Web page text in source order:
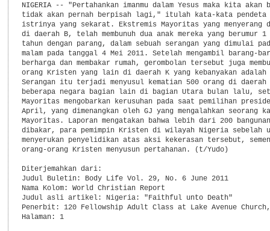
NIGERIA -- "Pertahankan imanmu dalam Yesus maka kita akan
tidak akan pernah berpisah lagi," itulah kata-kata pendeta
istrinya yang sekarat. Ekstremis Mayoritas yang menyerang
di daerah B, telah membunuh dua anak mereka yang berumur 1
tahun dengan parang, dalam sebuah serangan yang dimulai
malam pada tanggal 4 Mei 2011. Setelah mengambil barang-
berharga dan membakar rumah, gerombolan tersebut juga
orang Kristen yang lain di daerah K yang kebanyakan adalah
Serangan itu terjadi menyusul kematian 500 orang di daerah
beberapa negara bagian lain di bagian Utara bulan lalu,
Mayoritas mengobarkan kerusuhan pada saat pemilihan
April, yang dimenangkan oleh GJ yang mengalahkan seorang
Mayoritas. Laporan mengatakan bahwa lebih dari 200
dibakar, para pemimpin Kristen di wilayah Nigeria sebelah
menyerukan penyelidikan atas aksi kekerasan tersebut,
orang-orang Kristen menyusun pertahanan. (t/Yudo)
Diterjemahkan dari:
Judul Buletin: Body Life Vol. 29, No. 6 June 2011
Nama Kolom: World Christian Report
Judul asli artikel: Nigeria: "Faithful unto Death"
Penerbit: 120 Fellowship Adult Class at Lake Avenue Church,
Halaman: 1